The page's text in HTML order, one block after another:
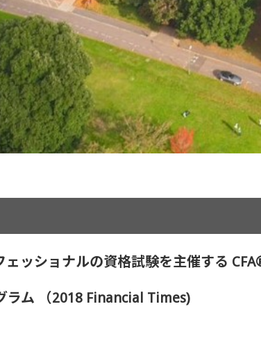
ッショナルの資格試験を主催する
ラム （2018 Financial Times)